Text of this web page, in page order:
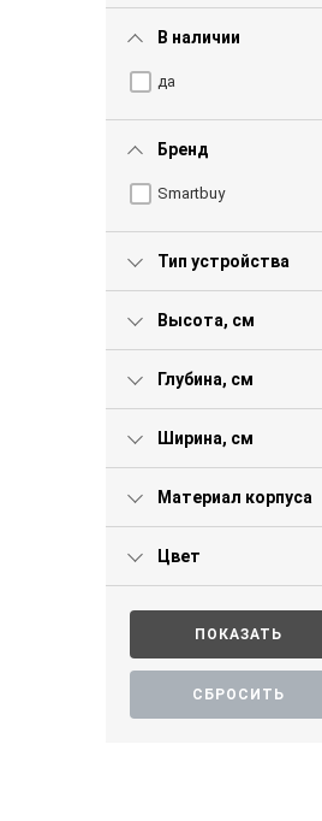
В наличии
да
Бренд
Smartbuy
Тип устройства
Высота, см
Глубина, см
Ширина, см
Материал корпуса
Цвет